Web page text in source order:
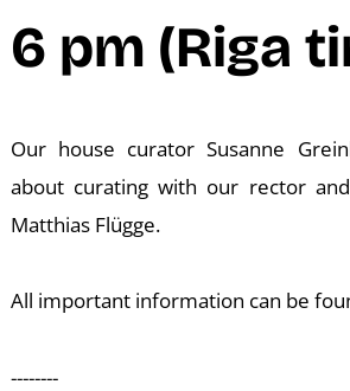
6 pm (Riga
Our house curator Susanne
about curating with our rector
Matthias Flügge.
All important information can be
--------